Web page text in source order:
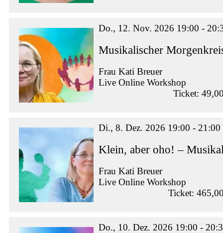
Do., 12. Nov. 2026 19:00 -
Musikalischer
Frau Kati Breuer
Live Online Workshop
Ticket:
Di., 8. Dez. 2026 19:00 - 21:00
Klein, aber oho! –
Frau Kati Breuer
Live Online Workshop
Ticket:
Do., 10. Dez. 2026 19:00 -